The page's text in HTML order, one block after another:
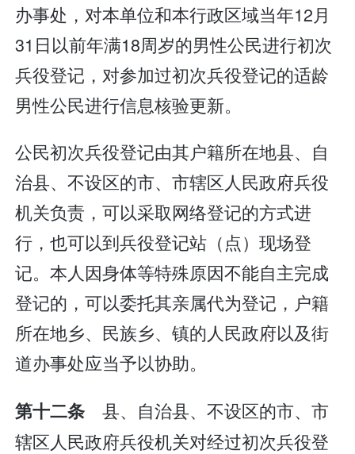
办事处，对本单位和本行政区域当年12月
31日以前年满18周岁的男性公民进行初次
兵役登记，对参加过初次兵役登记的适龄
男性公民进行信息核验更新。
公民初次兵役登记由其户籍所在地县、自
治县、不设区的市、市辖区人民政府兵役
机关负责，可以采取网络登记的方式进
行，也可以到兵役登记站（点）现场登
记。本人因身体等特殊原因不能自主完成
登记的，可以委托其亲属代为登记，户籍
所在地乡、民族乡、镇的人民政府以及街
道办事处应当予以协助。
第十二条 县、自治县、不设区的市、市
辖区人民政府兵役机关对经过初次兵役登